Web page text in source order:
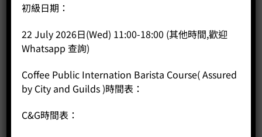
產品分類
咖啡課程
咖啡機
咖啡器具
咖啡器具品牌
初級日期：
22 July 2026日(Wed) 11:00-18:00 (其他時間,歡迎
Whatsapp 查詢)
Coffee Public Internation Barista Course( Assured
by City and Guilds )時間表：
C&G時間表：